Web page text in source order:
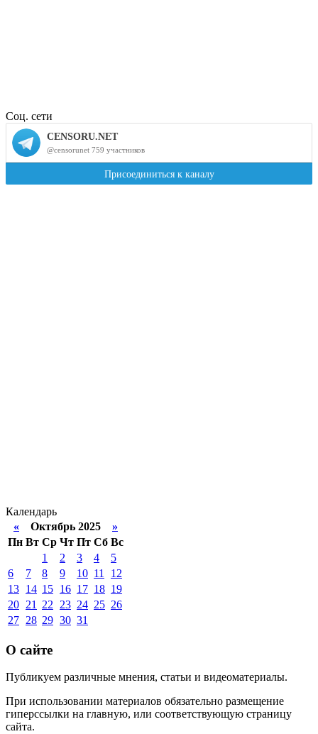
Соц. сети
Календарь
« Октябрь 2025 »
Пн Вт Ср Чт Пт Сб Вс
1
2 3 4
5
6
7 8 9 10 11
12
13 14 15 16 17 18 19
20 21 22 23 24 25 26
27 28 29 30 31
О сайте
Публикуем различные мнения, статьи и видеоматериалы.
При использовании материалов обязательно размещение
гиперссылки на главную, или соответствующую страницу
сайта.